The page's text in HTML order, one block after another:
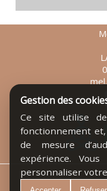
Gestion des
Ce site utilise
fonctionnement
de mesure
expérience.
personnaliser